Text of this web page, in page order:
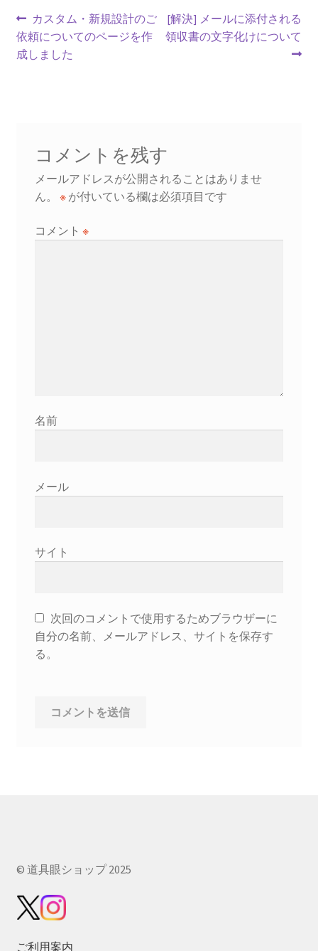
投
稿
ー
シ
ョ
ン
前
の
投
カスタム・新規設計のご
依頼についてのページを作
成しました
次
の
[解決] メールに添付される
領収書の文字化けについて
コメントを残す
メールアドレスが公開されることはありませ
ん。
※が付いている欄は必須項目です
コメント ※
名前
メール
サイト
次回のコメントで使用するためブラウザーに
自分の名前、メールアドレス、サイトを保存す
る。
© 道具眼ショップ 2025
ご利用案内